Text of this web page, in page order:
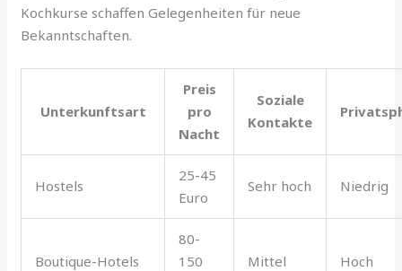
Kochkurse schaffen Gelegenheiten für neue
Bekanntschaften.
Unterkunftsart
Preis
pro
Nacht
Soziale
Kontakte
Hostels
25-45
Euro
Sehr hoch Niedrig
Boutique-Hotels
80-
150
Mittel Hoch